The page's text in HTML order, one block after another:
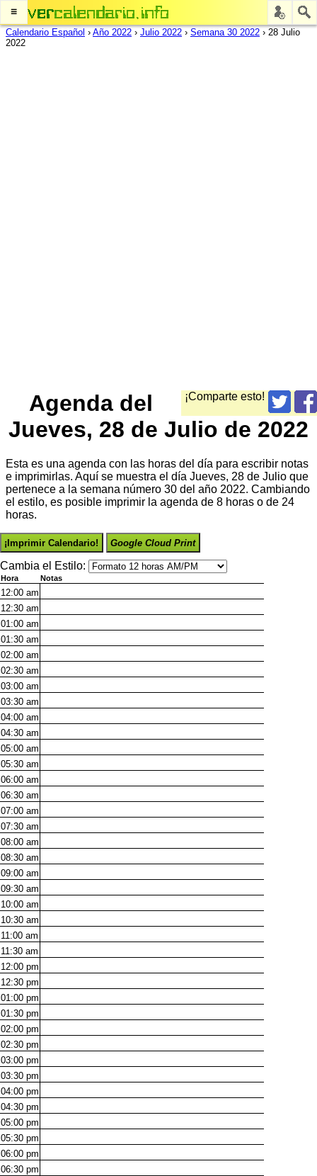
≡
Calendario Español › Año 2022 › Julio 2022 › Semana 30 2022 › 28 Julio
2022
¡Comparte esto!
Agenda del
Jueves, 28 de Julio de 2022
Esta es una agenda con las horas del día para escribir notas
e imprimirlas. Aquí se muestra el día Jueves, 28 de Julio que
pertenece a la semana número 30 del año 2022. Cambiando
el estilo, es posible imprimir la agenda de 8 horas o de 24
horas.
¡Imprimir Calendario! Google Cloud Print
Cambia el Estilo:
Hora Notas
12:00 am
12:30 am
01:00 am
01:30 am
02:00 am
02:30 am
03:00 am
03:30 am
04:00 am
04:30 am
05:00 am
05:30 am
06:00 am
06:30 am
07:00 am
07:30 am
08:00 am
08:30 am
09:00 am
09:30 am
10:00 am
10:30 am
11:00 am
11:30 am
12:00 pm
12:30 pm
01:00 pm
01:30 pm
02:00 pm
02:30 pm
03:00 pm
03:30 pm
04:00 pm
04:30 pm
05:00 pm
05:30 pm
06:00 pm
06:30 pm